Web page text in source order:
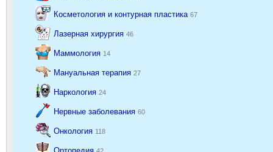
Косметология и контурная пластика 67
Лазерная хирургия 46
Маммология 14
Мануальная терапия 27
Наркология 24
Нервные заболевания 60
Онкология 118